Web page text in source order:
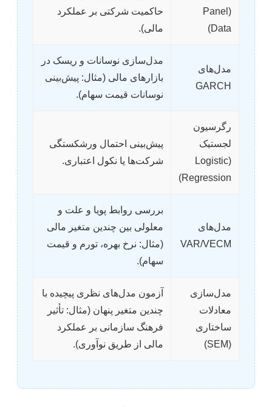
(Panel
Data)
حاکمیت شرکتی بر عملکرد
مالی).
مدل‌های
GARCH
مدل‌سازی نوسانات و ریسک در
بازارهای مالی (مثال: پیش‌بینی
نوسانات قیمت سهام).
رگرسیون
لجستیک
(Logistic
Regression)
پیش‌بینی احتمال ورشکستگی
شرکت‌ها یا نکول اعتباری.
مدل‌های
VAR/VECM
بررسی روابط پویا و علت و
معلولی بین چندین متغیر مالی
(مثال: نرخ بهره، تورم و قیمت
سهام).
مدل‌سازی
معادلات
ساختاری
(SEM)
آزمون مدل‌های نظری پیچیده با
چندین متغیر پنهان (مثال: تأثیر
فرهنگ سازمانی بر عملکرد
مالی از طریق نوآوری).